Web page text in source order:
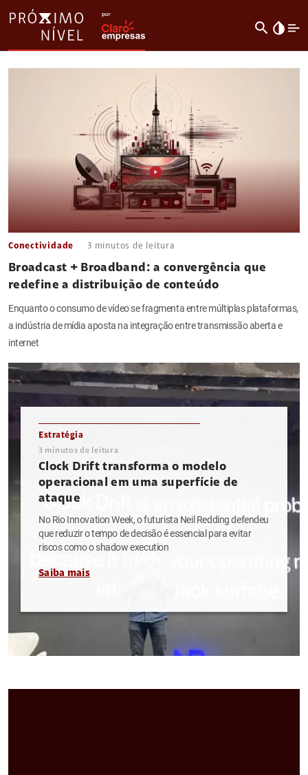
search invert_colors
Conectividade 3 minutos de leitura
Broadcast + Broadband: a convergência que
redefine a distribuição de conteúdo
Enquanto o consumo de vídeo se fragmenta entre múltiplas plataformas,
a indústria de mídia aposta na integração entre transmissão aberta e
internet
Estratégia
3 minutos de leitura
Clock Drift transforma o modelo
operacional em uma superfície de
ataque
No Rio Innovation Week, o futurista Neil Redding defendeu
que reduzir o tempo de decisão é essencial para evitar
riscos como o shadow execution
Saiba mais